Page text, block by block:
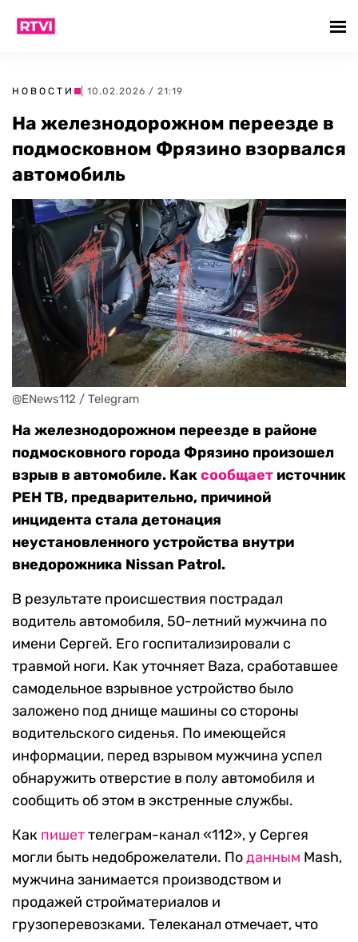
НОВОСТИ | 10.02.2026 / 21:19
На железнодорожном переезде в
подмосковном Фрязино взорвался
автомобиль
@ENews112 / Telegram
На железнодорожном переезде в районе
подмосковного города Фрязино произошел
взрыв в автомобиле. Каксообщает источник
РЕН ТВ, предварительно, причиной
инцидента стала детонация
неустановленного устройства внутри
внедорожника Nissan Patrol.
В результате происшествия пострадал
водитель автомобиля, 50-летний мужчина по
имени Сергей. Его госпитализировали с
травмой ноги. Как уточняет Baza, сработавшее
самодельное взрывное устройство было
заложено под днище машины со стороны
водительского сиденья. По имеющейся
информации, перед взрывом мужчина успел
обнаружить отверстие в полу автомобиля и
сообщить об этом в экстренные службы.
Как пишеттелеграм-канал «112», у Сергея
могли быть недоброжелатели. Поданным Mash,
мужчина занимается производством и
продажей стройматериалов и
грузоперевозками. Телеканал отмечает, что